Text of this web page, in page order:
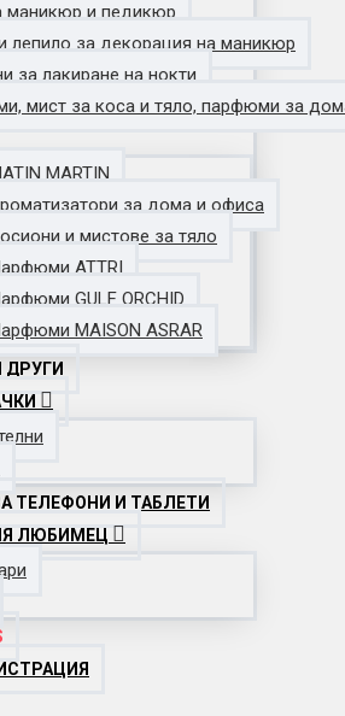
маникюр и педикюр
лепило за декорация на маникюр
за лакиране на нокти
мист за коса и тяло, парфюми за
MARTIN
за дома и офиса
и мистове за тяло
ATTRI
GULF ORCHID
MAISON ASRAR
ДРУГИ
ТЕЛЕФОНИ И ТАБЛЕТИ
ЛЮБИМЕЦ